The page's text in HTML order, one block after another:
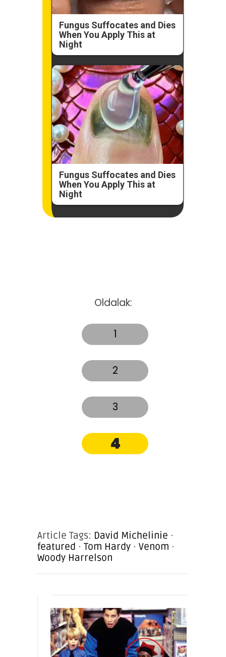
Fungus Suffocates and Dies
When You Apply This at
Night
Fungus Suffocates and Dies
When You Apply This at
Night
Oldalak:
1
2
3
4
Article Tags: David Michelinie ·
featured · Tom Hardy · Venom ·
Woody Harrelson